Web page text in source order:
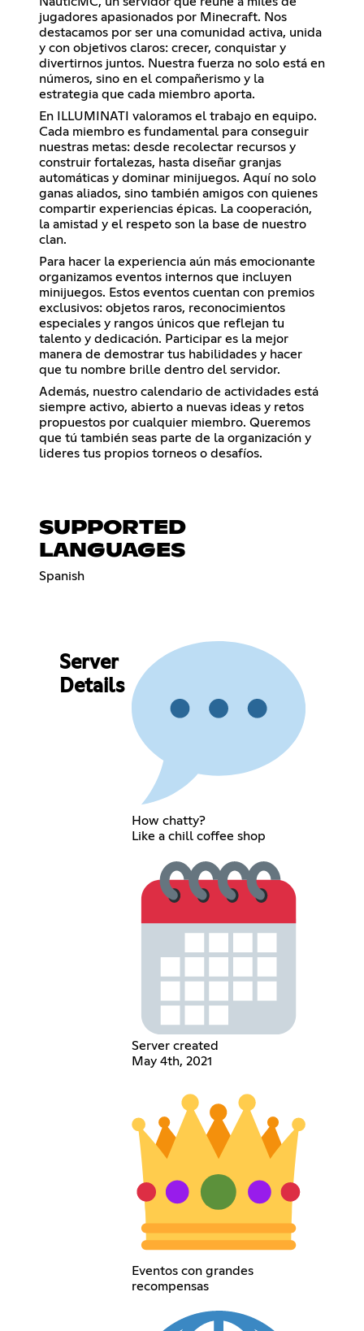
jugadores apasionados por Minecraft. Nos
destacamos por ser una comunidad activa, unida
y con objetivos claros: crecer, conquistar y
divertirnos juntos. Nuestra fuerza no solo está en
números, sino en el compañerismo y la
estrategia que cada miembro aporta.
En ILLUMINATI valoramos el trabajo en equipo.
Cada miembro es fundamental para conseguir
nuestras metas: desde recolectar recursos y
construir fortalezas, hasta diseñar granjas
automáticas y dominar minijuegos. Aquí no solo
ganas aliados, sino también amigos con quienes
compartir experiencias épicas. La cooperación,
la amistad y el respeto son la base de nuestro
clan.
Para hacer la experiencia aún más emocionante
organizamos eventos internos que incluyen
minijuegos. Estos eventos cuentan con premios
exclusivos: objetos raros, reconocimientos
especiales y rangos únicos que reflejan tu
talento y dedicación. Participar es la mejor
manera de demostrar tus habilidades y hacer
que tu nombre brille dentro del servidor.
Además, nuestro calendario de actividades está
siempre activo, abierto a nuevas ideas y retos
propuestos por cualquier miembro. Queremos
que tú también seas parte de la organización y
lideres tus propios torneos o desafíos.
SUPPORTED
LANGUAGES
Spanish
Server
Details
How chatty?
Like a chill coffee shop
Server created
May 4th, 2021
Eventos con grandes
recompensas